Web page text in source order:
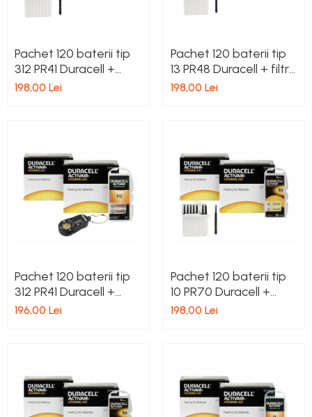
Pachet 120 baterii tip
312 PR41 Duracell +
filtre cerustop
198,00 Lei
Pachet 120 baterii tip
13 PR48 Duracell + filtre
cerustop
198,00 Lei
Pachet 120 baterii tip
312 PR41 Duracell +
tester baterii
196,00 Lei
Pachet 120 baterii tip
10 PR70 Duracell +
filtre cerustop
198,00 Lei